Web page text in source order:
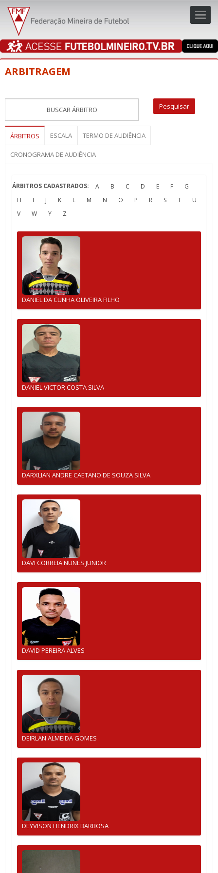
ARBITRAGEM
ÁRBITROS ESCALA TERMO DE AUDIÊNCIA
CRONOGRAMA DE AUDIÊNCIA
ÁRBITROS CADASTRADOS: A B C D E F
G
H
I J K L M N O P R S T
U
V
W Y Z
DANIEL DA CUNHA OLIVEIRA FILHO
DANIEL VICTOR COSTA SILVA
DARXLIAN ANDRE CAETANO DE SOUZA SILVA
DAVI CORREIA NUNES JUNIOR
DAVID PEREIRA ALVES
DEIRLAN ALMEIDA GOMES
DEYVISON HENDRIX BARBOSA